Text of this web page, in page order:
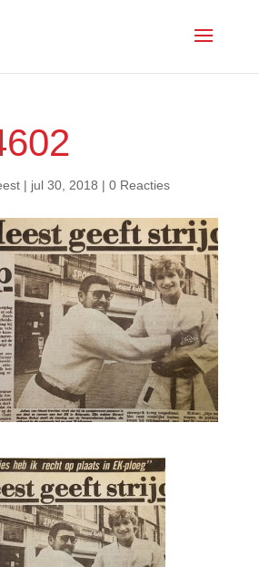
| jul 30, 2018 | 0 Reacties